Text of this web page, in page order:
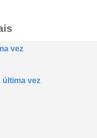
vez
última vez